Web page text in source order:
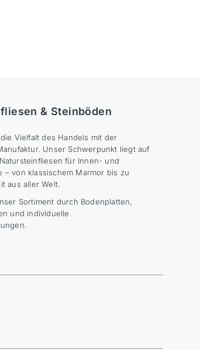
& Steinböden
Vielfalt des Handels mit der
Unser Schwerpunkt liegt auf
für Innen- und
– von klassischem Marmor bis zu
aus aller Welt.
Sortiment durch Bodenplatten,
und individuelle